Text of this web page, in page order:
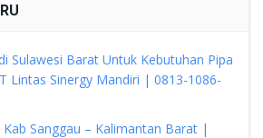
Sulawesi Barat Untuk Kebutuhan Pipa
Lintas Sinergy Mandiri | 0813-1086-
Kab Sanggau – Kalimantan Barat |